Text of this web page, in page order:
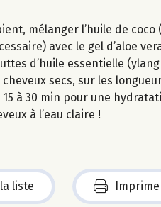
mélanger l’huile de
avec le gel d’aloe
d’huile essentielle
secs, sur les
15 à 30 min pour une
à l’eau claire !
liste